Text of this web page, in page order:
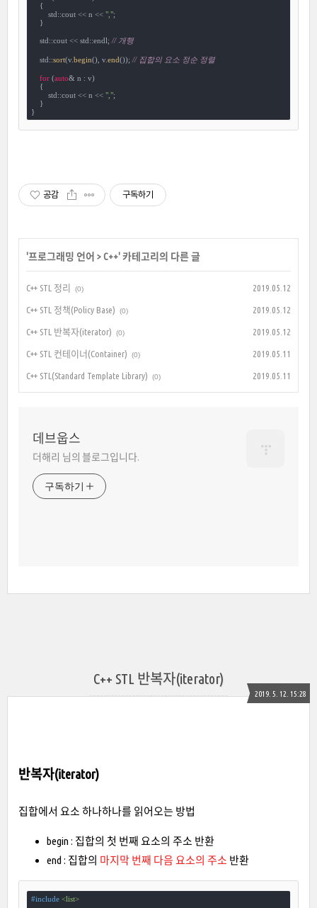
    {
        std::cout << n <<
",";
    }
    std::cout << std::endl;
// 개행
    std::
sort(v.begin(), v.end()); // 집합의 요소 정순 정렬
for (auto& n : v)
    {
        std::cout << n <<
",";
    }
}
공감 구독하기
'프로그래밍 언어 >C++' 카테고리의 다른 글
C++ STL 정리 (0) 2019.05.12
C++ STL 정책(Policy Base) (0) 2019.05.12
C++ STL 반복자(iterator) (0) 2019.05.12
C++ STL 컨테이너(Container) (0) 2019.05.11
C++ STL(Standard Template Library) (0) 2019.05.11
데브웁스
더해리 님의 블로그입니다.
구독하기
C++ STL 반복자(iterator)
2019. 5. 12. 15:28
반복자(iterator)
집합에서 요소 하나하나를 읽어오는 방법
begin : 집합의 첫 번째 요소의 주소 반환
end : 집합의 마지막 번째 다음 요소의 주소 반환
#include <list>